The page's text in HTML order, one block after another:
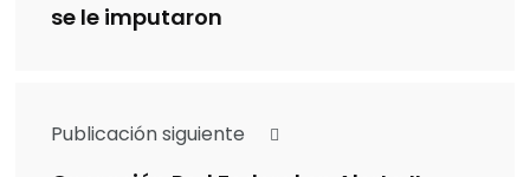
se le imputaron
Publicación siguiente